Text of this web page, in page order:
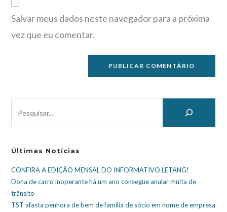
Salvar meus dados neste navegador para a próxima
vez que eu comentar.
Últimas Notícias
CONFIRA A EDIÇÃO MENSAL DO INFORMATIVO LETANG!
Dona de carro inoperante há um ano consegue anular multa de
trânsito
TST afasta penhora de bem de família de sócio em nome de empresa